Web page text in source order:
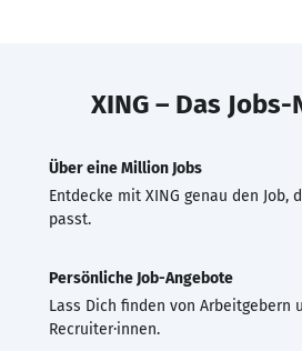
XING – Das
Über eine Million Jobs
Entdecke mit XING genau den Job,
passt.
Persönliche Job-Angebote
Lass Dich finden von Arbeitgebern
Recruiter·innen.